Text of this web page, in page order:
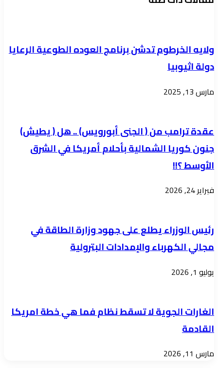
ماليةبعد
توقف
دام
عامين
ولايه الخرطوم تدشن برنامج العوده الطوعية الرعايا
دولة اثيوبيا
مارس 13, 2025
عقدة ترامب من ( الجنى أبورويس) .. هل ( يطيش)
جنون كوريا الشمالية بأحلام أمريكا في الشرق
الأوسط ؟!!
فبراير 24, 2026
رئيس الوزراء يطلع على جهود وزارة الطاقة في
مجالي الكهرباء والإمدادات البترولية
يوليو 1, 2026
الغارات الجوية لا تسقط نظام فما هي خطة امريكا
القادمة
مارس 11, 2026